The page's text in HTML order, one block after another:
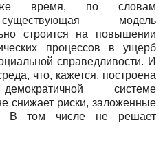
время, по словам
существующая модель
строится на повышении
процессов в ущерб
справедливости. И
что, кажется, построена
системе
снижает риски, заложенные
В том числе не решает